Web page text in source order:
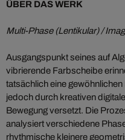
ÜBER DAS WERK
Multi-Phase (Lentikular) /
Ausgangspunkt seines auf
vibrierende Farbscheibe
tatsächlich eine
jedoch durch kreativen
Bewegung versetzt. Die
analysiert verschiedene
rhythmische kleinere